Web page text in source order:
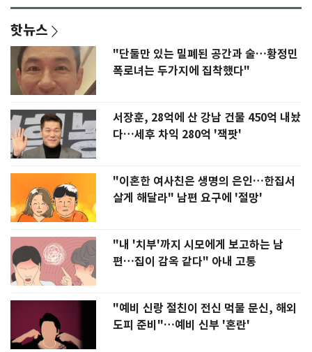
핫뉴스
"단둘만 있는 밀폐된 공간과 술…황정민
폭로녀는 두가지에 집착했다"
서장훈, 28억에 산 강남 건물 450억 내놨
다…세후 차익 280억 '잭팟'
"이혼한 여사친은 생명의 은인…한집서
살게 해달라" 남편 요구에 '절망'
"내 '치부'까지 시모에게 보고하는 남
편…집이 감옥 같다" 아내 고통
"예비 신랑 절친이 전신 먹물 문신, 해외
도피 준비"…예비 신부 '혼란'